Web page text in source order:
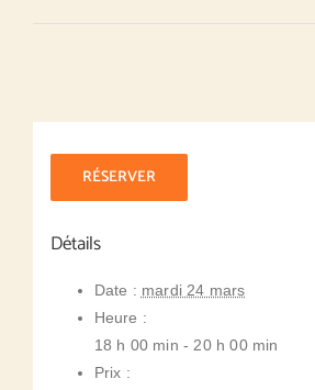
RÉSERVER
Détails
Date : mardi 24 mars
Heure :
18 h 00 min - 20 h 00 min
Prix :